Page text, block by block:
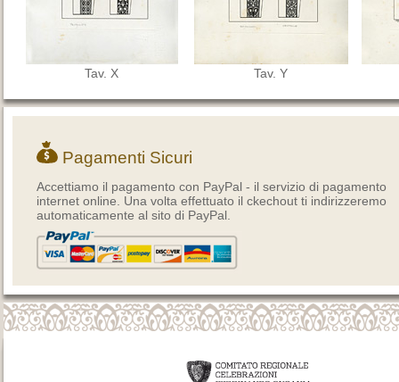
Tav. X Tav. Y
Pagamenti Sicuri
Accettiamo il pagamento con PayPal - il servizio di pagamento
internet online. Una volta effettuato il ckechout ti indirizzeremo
automaticamente al sito di PayPal.